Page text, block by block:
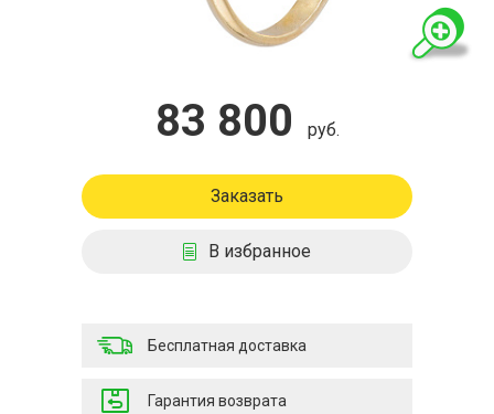
83 800 руб.
Заказать
В избранное
Бесплатная доставка
Гарантия возврата